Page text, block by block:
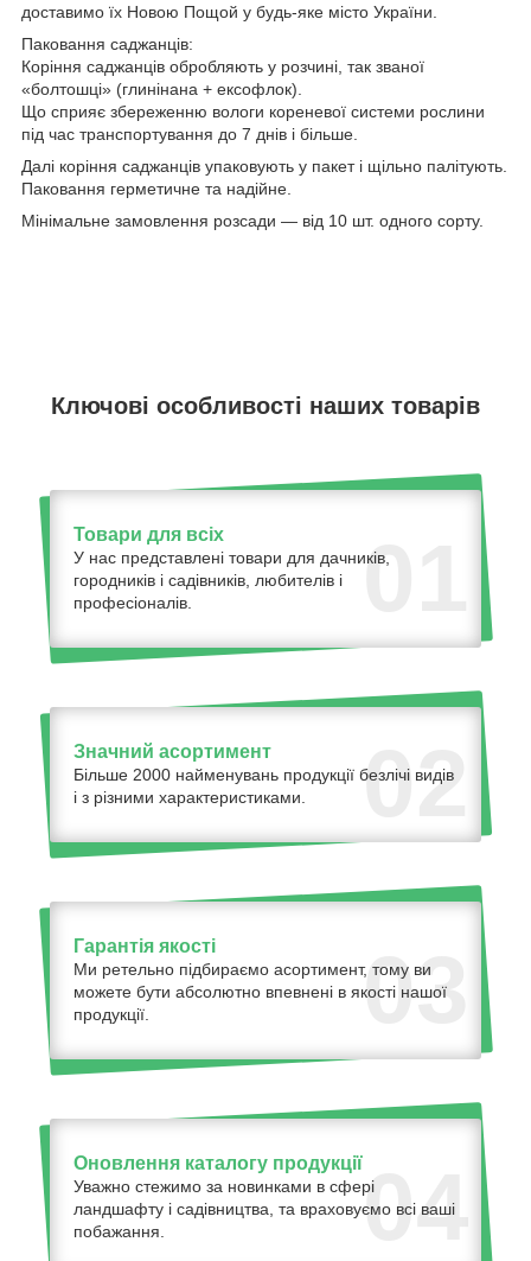
доставимо їх Новою Пощой у будь-яке місто України.
Паковання саджанців:
Коріння саджанців обробляють у розчині, так званої
«болтошці» (глинінана + ексофлок).
Що сприяє збереженню вологи кореневої системи рослини
під час транспортування до 7 днів і більше.
Далі коріння саджанців упаковують у пакет і щільно палітують.
Паковання герметичне та надійне.
Мінімальне замовлення розсади — від 10 шт. одного сорту.
Ключові особливості наших товарів
01
Товари для всіх
У нас представлені товари для дачників,
городників і садівників, любителів і
професіоналів.
02
Значний асортимент
Більше 2000 найменувань продукції безлічі видів
і з різними характеристиками.
03
Гарантія якості
Ми ретельно підбираємо асортимент, тому ви
можете бути абсолютно впевнені в якості нашої
продукції.
04
Оновлення каталогу продукції
Уважно стежимо за новинками в сфері
ландшафту і садівництва, та враховуємо всі ваші
побажання.